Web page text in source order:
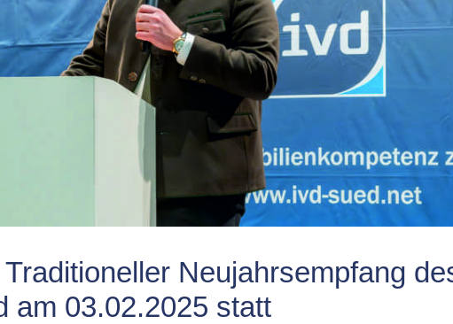
Neujahrsempfang
am 03.02.2025 statt